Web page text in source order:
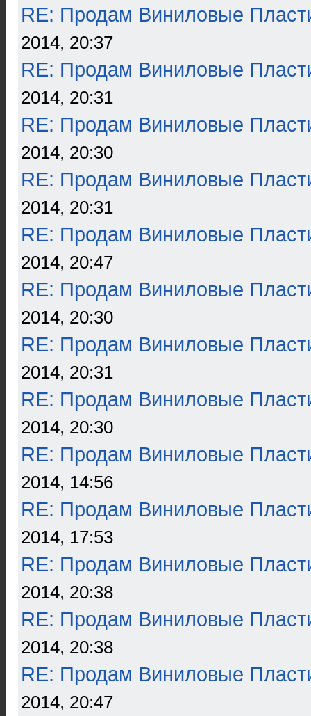
RE: Продам Виниловые
2014, 20:37
RE: Продам Виниловые
2014, 20:31
RE: Продам Виниловые
2014, 20:30
RE: Продам Виниловые
2014, 20:31
RE: Продам Виниловые
2014, 20:47
RE: Продам Виниловые
2014, 20:30
RE: Продам Виниловые
2014, 20:31
RE: Продам Виниловые
2014, 20:30
RE: Продам Виниловые
2014, 14:56
RE: Продам Виниловые
2014, 17:53
RE: Продам Виниловые
2014, 20:38
RE: Продам Виниловые
2014, 20:38
RE: Продам Виниловые
2014, 20:47